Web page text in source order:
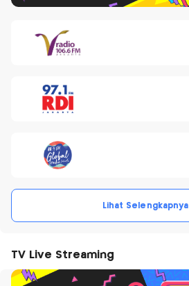
Lihat Selengkapnya
TV Live Streaming